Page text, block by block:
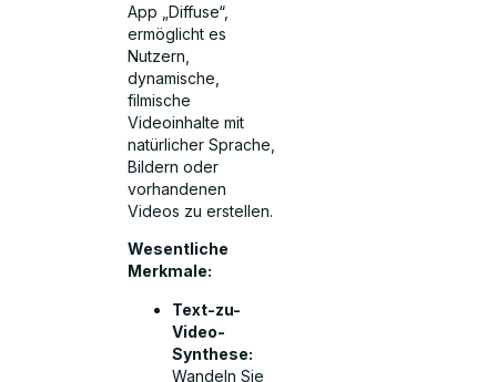
App „Diffuse“,
ermöglicht es
Nutzern,
dynamische,
filmische
Videoinhalte mit
natürlicher Sprache,
Bildern oder
vorhandenen
Videos zu erstellen.
Wesentliche
Merkmale:
Text-zu-
Video-
Synthese:
Wandeln Sie